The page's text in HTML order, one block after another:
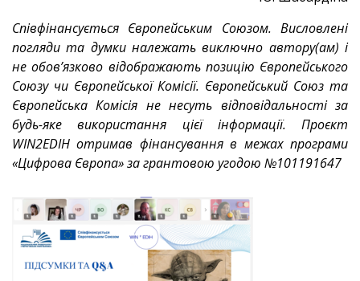
Співфінансується Європейським Союзом. Висловлені
погляди та думки належать виключно автору(ам) і
не обов’язково відображають позицію Європейського
Союзу чи Європейської Комісії. Європейський Союз та
Європейська Комісія не несуть відповідальності за
будь-яке використання цієї інформації. Проєкт
WIN2EDIH отримав фінансування в межах програми
«Цифрова Європа» за грантовою угодою №101191647